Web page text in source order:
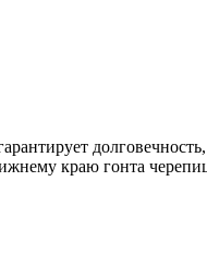
краю гонта